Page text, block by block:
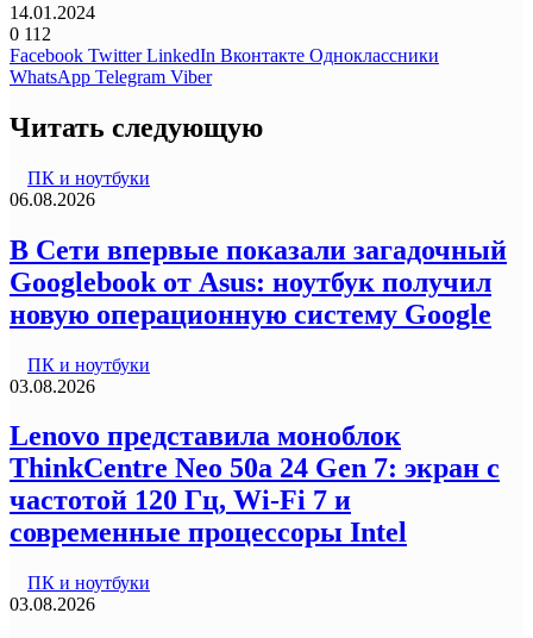
14.01.2024
0 112
Facebook Twitter LinkedIn Вконтакте Одноклассники
WhatsApp Telegram Viber
Читать следующую
ПК и ноутбуки
06.08.2026
В Сети впервые показали загадочный
Googlebook от Asus: ноутбук получил
новую операционную систему Google
ПК и ноутбуки
03.08.2026
Lenovo представила моноблок
ThinkCentre Neo 50a 24 Gen 7: экран с
частотой 120 Гц, Wi-Fi 7 и
современные процессоры Intel
ПК и ноутбуки
03.08.2026